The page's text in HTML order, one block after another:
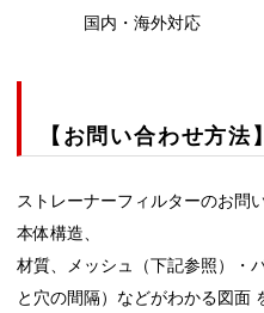
国内・海外対応
【お問い合わせ方法】
ストレーナーフィルターのお問
本体構造、
材質、メッシュ（下記参照）・
と穴の間隔）などがわかる図面